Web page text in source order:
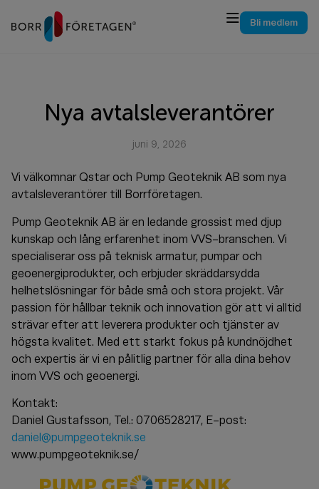
Bli medlem
Nya avtalsleverantörer
juni 9, 2026
Vi välkomnar Qstar och Pump Geoteknik AB som nya
avtalsleverantörer till Borrföretagen.
Pump Geoteknik AB är en ledande grossist med djup
kunskap och lång erfarenhet inom VVS-branschen. Vi
specialiserar oss på teknisk armatur, pumpar och
geoenergiprodukter, och erbjuder skräddarsydda
helhetslösningar för både små och stora projekt. Vår
passion för hållbar teknik och innovation gör att vi alltid
strävar efter att leverera produkter och tjänster av
högsta kvalitet. Med ett starkt fokus på kundnöjdhet
och expertis är vi en pålitlig partner för alla dina behov
inom VVS och geoenergi.
Kontakt:
Daniel Gustafsson, Tel.: 0706528217, E-post:
daniel@pumpgeoteknik.se
www.pumpgeoteknik.se/